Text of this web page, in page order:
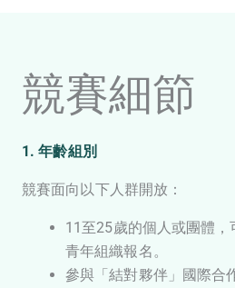
競賽細節
1. 年齡組別
競賽面向以下人群開放：
11至25歲的個人或團體
青年組織報名。
參與「結對夥伴」國際合